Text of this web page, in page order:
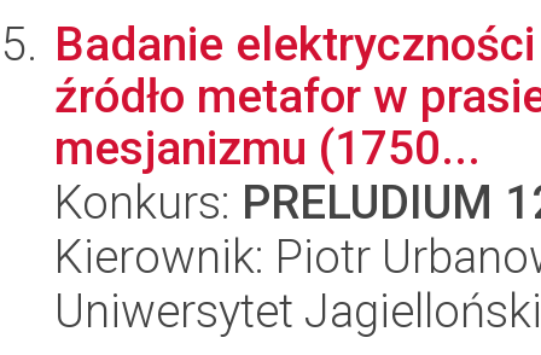
Badanie
źródło metafor w
mesjanizmu (1750...
Konkurs: PRELUDIUM
Kierownik: Piotr
Uniwersytet